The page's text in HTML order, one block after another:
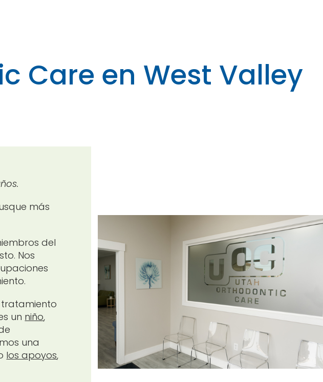
Care en West Valley
más
del
Nos
tratamiento
un niño,
una
los apoyos,